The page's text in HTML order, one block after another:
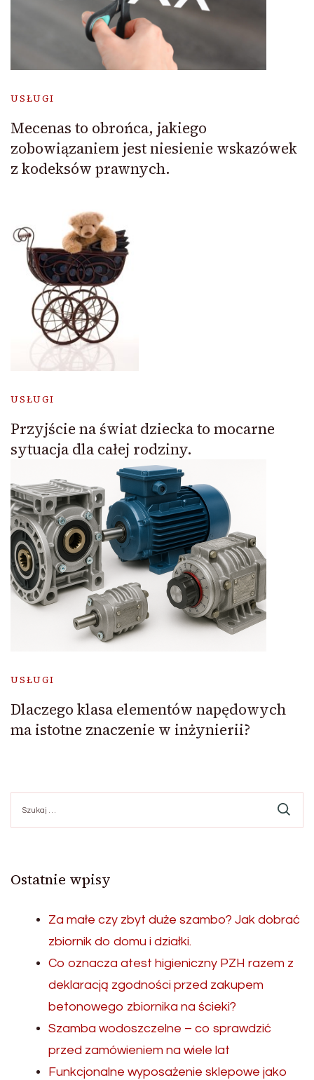
USŁUGI
Mecenas to obrońca, jakiego
zobowiązaniem jest niesienie wskazówek
z kodeksów prawnych.
USŁUGI
Przyjście na świat dziecka to mocarne
sytuacja dla całej rodziny.
USŁUGI
Dlaczego klasa elementów napędowych
ma istotne znaczenie w inżynierii?
Ostatnie wpisy
Za małe czy zbyt duże szambo? Jak dobrać
zbiornik do domu i działki.
Co oznacza atest higieniczny PZH razem z
deklaracją zgodności przed zakupem
betonowego zbiornika na ścieki?
Szamba wodoszczelne – co sprawdzić
przed zamówieniem na wiele lat
Funkcjonalne wyposażenie sklepowe jako